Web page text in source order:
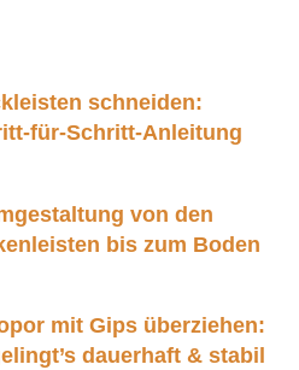
schneiden:
für-Schritt-Anleitung
von den
bis zum Boden
mit Gips überziehen:
dauerhaft & stabil